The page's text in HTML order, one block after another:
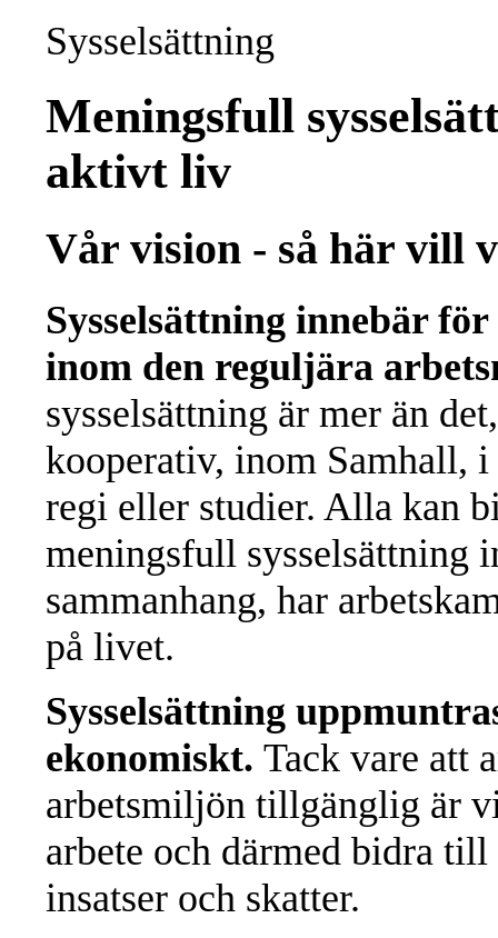
Sysselsättning
Meningsfull
aktivt liv
Vår vision - så här vill
Sysselsättning innebär
inom den reguljära
sysselsättning är mer än
kooperativ, inom Samhall,
regi eller studier. Alla kan
meningsfull sysselsättning
sammanhang, har
på livet.
Sysselsättning
ekonomiskt. Tack vare att
arbetsmiljön tillgänglig är
arbete och därmed bidra
insatser och skatter.